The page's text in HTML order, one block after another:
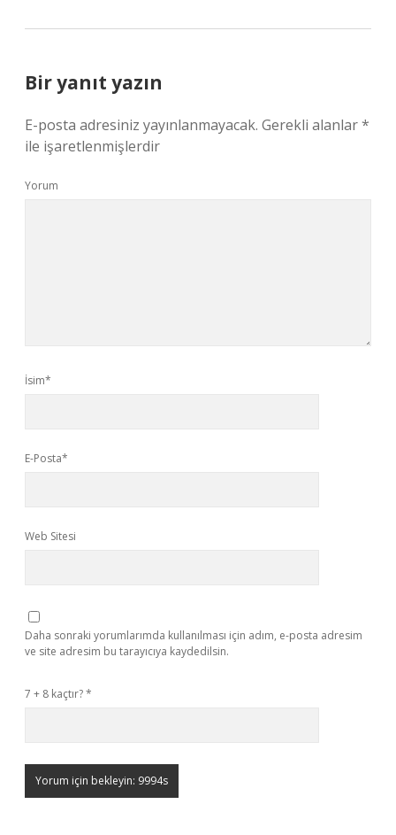
Bir yanıt yazın
E-posta adresiniz yayınlanmayacak. Gerekli alanlar*
ile işaretlenmişlerdir
Yorum
İsim*
E-Posta*
Web Sitesi
Daha sonraki yorumlarımda kullanılması için adım, e-posta adresim
ve site adresim bu tarayıcıya kaydedilsin.
7 + 8 kaçtır?*